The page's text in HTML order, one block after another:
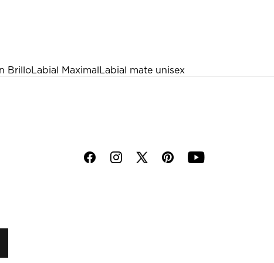
BrilloLabial Maximal Labial mate unisex
f i p y